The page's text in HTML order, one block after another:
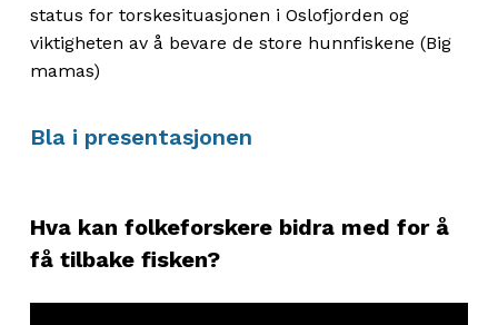
status for torskesituasjonen i Oslofjorden og
viktigheten av å bevare de store hunnfiskene (Big
mamas)
Bla i presentasjonen
Hva kan folkeforskere bidra med for å
få tilbake fisken?